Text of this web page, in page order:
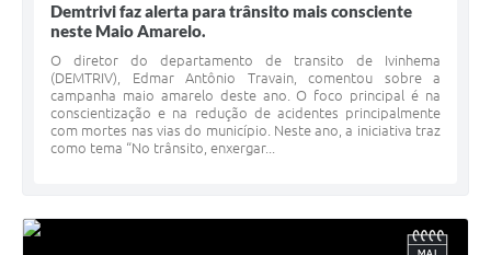
Demtrivi faz alerta para trânsito mais consciente
neste Maio Amarelo.
O diretor do departamento de transito de Ivinhema
(DEMTRIV), Edmar Antônio Travain, comentou sobre a
campanha maio amarelo deste ano. O foco principal é na
conscientização e na redução de acidentes principalmente
com mortes nas vias do município. Neste ano, a iniciativa traz
como tema “No trânsito, enxergar...